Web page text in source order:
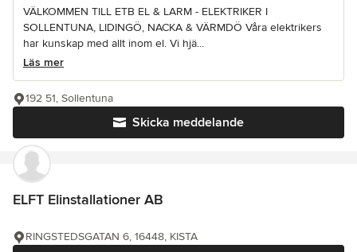
VÄLKOMMEN TILL ETB EL & LARM - ELEKTRIKER I
SOLLENTUNA, LIDINGÖ, NACKA & VÄRMDÖ Våra elektrikers
har kunskap med allt inom el. Vi hjä...
Läs mer
Skicka meddelande
192 51, Sollentuna
ELFT Elinstallationer AB
RINGSTEDSGATAN 6, 16448, KISTA